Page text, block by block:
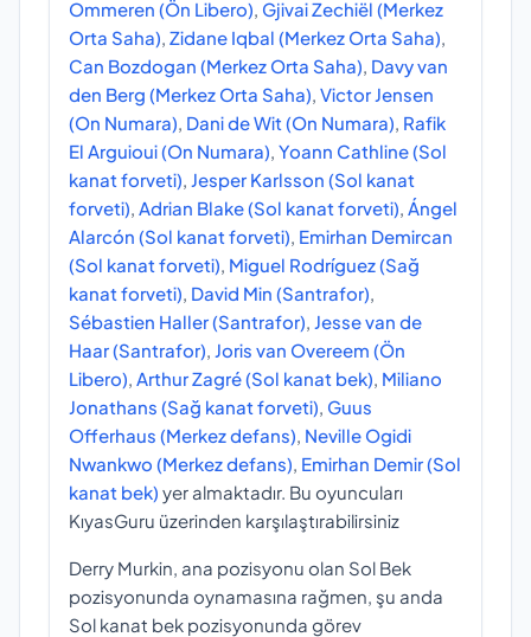
Ommeren (Ön Libero) Gjivai Zechiël (Merkez
Orta Saha) Zidane Iqbal (Merkez Orta Saha)
Can Bozdogan (Merkez Orta Saha) Davy van
den Berg (Merkez Orta Saha) Victor Jensen
(On Numara) Dani de Wit (On Numara) Rafik
El Arguioui (On Numara) Yoann Cathline (Sol
kanat forveti) Jesper Karlsson (Sol kanat
forveti) Adrian Blake (Sol kanat forveti) Ángel
Alarcón (Sol kanat forveti) Emirhan Demircan
(Sol kanat forveti) Miguel Rodríguez (Sağ
kanat forveti) David Min (Santrafor)
Sébastien Haller (Santrafor) Jesse van de
Haar (Santrafor) Joris van Overeem (Ön
Libero) Arthur Zagré (Sol kanat bek) Miliano
Jonathans (Sağ kanat forveti) Guus
Offerhaus (Merkez defans) Neville Ogidi
Nwankwo (Merkez defans) Emirhan Demir (Sol
kanat bek) yer almaktadır. Bu oyuncuları
KıyasGuru üzerinden karşılaştırabilirsiniz
Derry Murkin, ana pozisyonu olan Sol Bek
pozisyonunda oynamasına rağmen, şu anda
Sol kanat bek pozisyonunda görev